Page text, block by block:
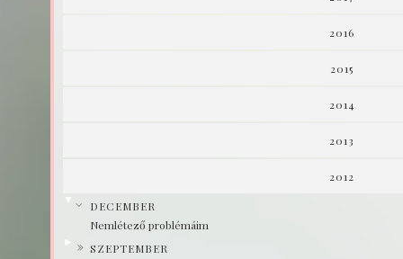
2016
2015
2014
2013
2012
▼
DECEMBER
Nemlétező problémáim
► SZEPTEMBER